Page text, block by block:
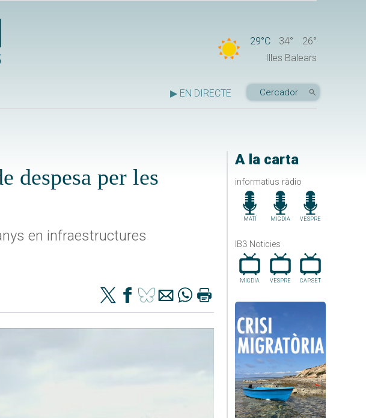
29°C 34°
26°
Illes Balears
▶ EN DIRECTE
A la carta
informatius ràdio
MATÍ MIGDIA VESPRE
IB3 Noticies
MIGDIA VESPRE CAP.SET
despesa per les
en infraestructures